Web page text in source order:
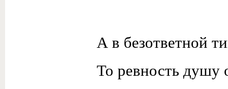
А в безответной
То ревность душу